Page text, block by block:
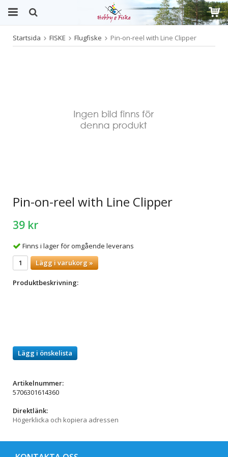
Produkten har blivit tillagd i varukorgen
Startsida FISKE Flugfiske Pin-on-reel with Line Clipper
Pin-on-reel with Line Clipper
39 kr
Finns i lager för omgående leverans
Lägg i varukorg »
Produktbeskrivning:
Lägg i önskelista
Artikelnummer:
5706301614360
Direktlänk:
Högerklicka och kopiera adressen